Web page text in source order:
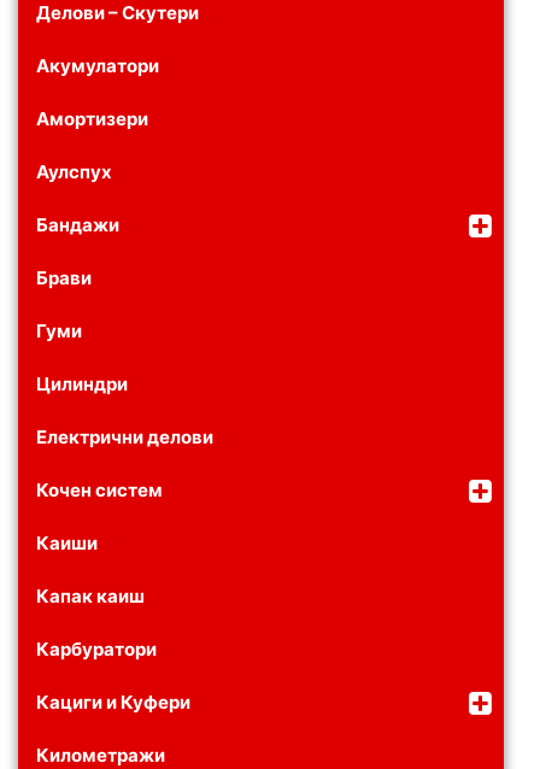
Делови – Скутери
Акумулатори
Амортизери
Аулспух
Бандажи
Брави
Гуми
Цилиндри
Електрични делови
Кочен систем
Каиши
Капак каиш
Карбуратори
Кациги и Куфери
Километражи